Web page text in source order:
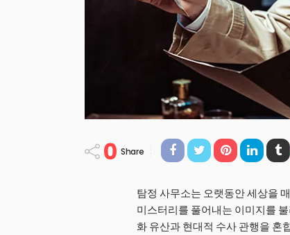
0 Share
탐정 사무소는 오랫동안 세상을
미스터리를 풀어내는 이미지를
화 유산과 현대적 수사 관행을 혼